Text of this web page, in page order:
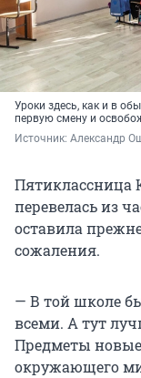
Уроки здесь, как и в
первую смену и
Источник: Александр
Пятиклассница
перевелась из
оставила
сожаления.
— В той школе
всеми. А тут
Предметы новые
окружающего